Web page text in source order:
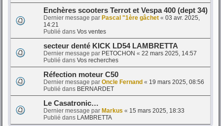
Enchères scooters Terrot et Vespa 400 (dept 34)
Dernier message par Pascal "1ère gâchet « 03 avr. 2025,
14:21
Publié dans Vos ventes
secteur denté KICK LD54 LAMBRETTA
Dernier message par PETOCHON « 22 mars 2025, 14:57
Publié dans Vos recherches
Réfection moteur C50
Dernier message par Oncle Fernand « 19 mars 2025, 08:56
Publié dans BERNARDET
Le Casatronic…
Dernier message par Markus « 15 mars 2025, 18:33
Publié dans LAMBRETTA